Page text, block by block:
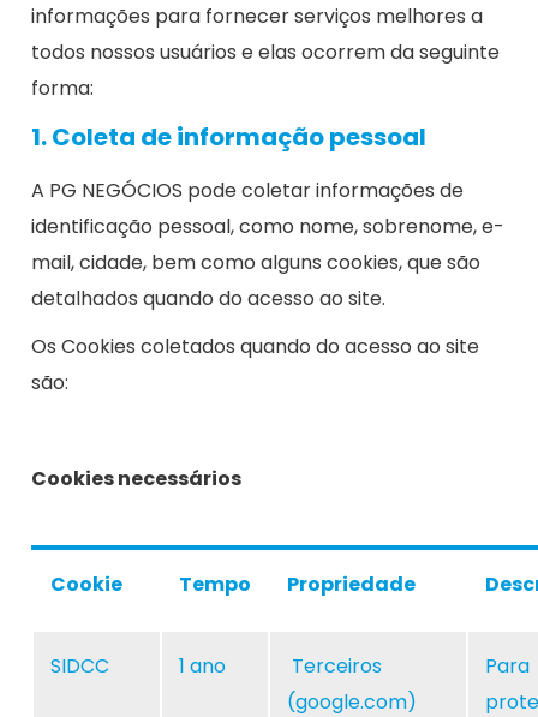
informações para fornecer serviços melhores a
todos nossos usuários e elas ocorrem da seguinte
forma:
1. Coleta de informação pessoal
A PG NEGÓCIOS pode coletar informações de
identificação pessoal, como nome, sobrenome, e-
mail, cidade, bem como alguns cookies, que são
detalhados quando do acesso ao site.
Os Cookies coletados quando do acesso ao site
são:
Cookies necessários
Cookie Tempo Propriedade
SIDCC 1 ano
Terceiros
(google.com)
Para